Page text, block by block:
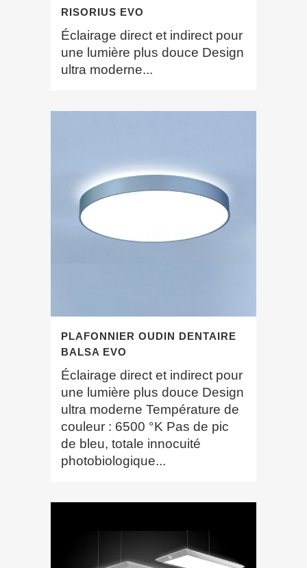
RISORIUS EVO
Éclairage direct et indirect pour
une lumière plus douce Design
ultra moderne...
PLAFONNIER OUDIN DENTAIRE
BALSA EVO
Éclairage direct et indirect pour
une lumière plus douce Design
ultra moderne Température de
couleur : 6500 °K Pas de pic
de bleu, totale innocuité
photobiologique...